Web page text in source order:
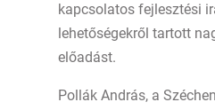
kapcsolatos fejlesztési
lehetőségekről tartott
előadást.
Pollák András, a